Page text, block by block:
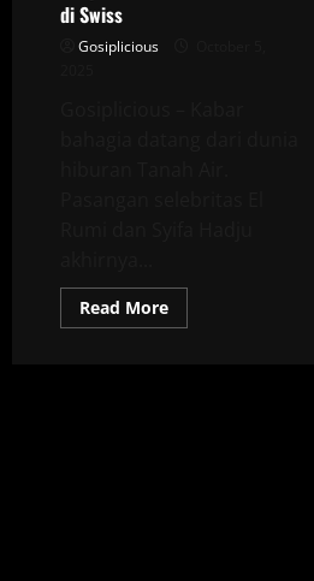
di Swiss
Gosiplicious
Read MoreRead
more